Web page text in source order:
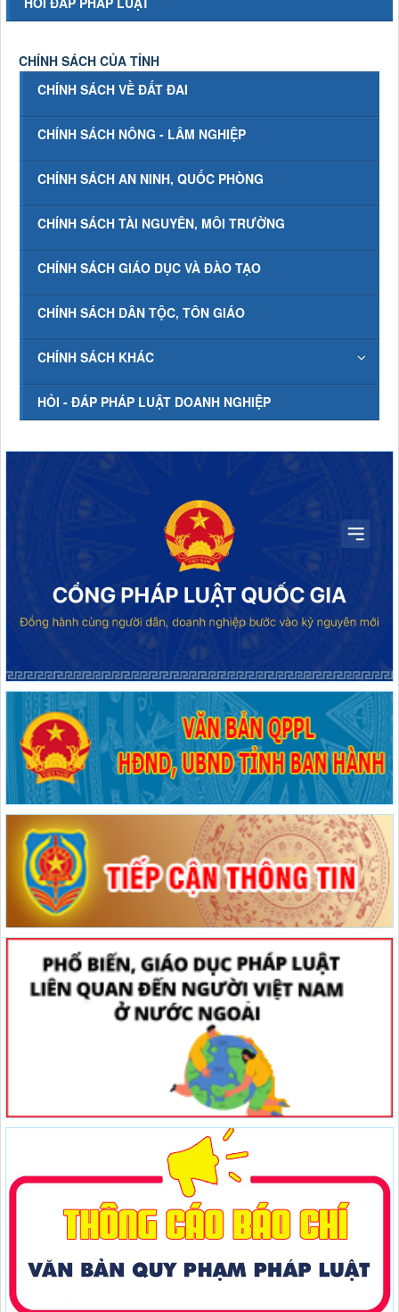
CHÍNH SÁCH CỦA TỈNH
CHÍNH SÁCH VỀ ĐẤT ĐAI
CHÍNH SÁCH NÔNG - LÂM NGHIỆP
CHÍNH SÁCH AN NINH, QUỐC PHÒNG
CHÍNH SÁCH TÀI NGUYÊN, MÔI TRƯỜNG
CHÍNH SÁCH GIÁO DỤC VÀ ĐÀO TẠO
CHÍNH SÁCH DÂN TỘC, TÔN GIÁO
CHÍNH SÁCH KHÁC
HỎI - ĐÁP PHÁP LUẬT DOANH NGHIỆP